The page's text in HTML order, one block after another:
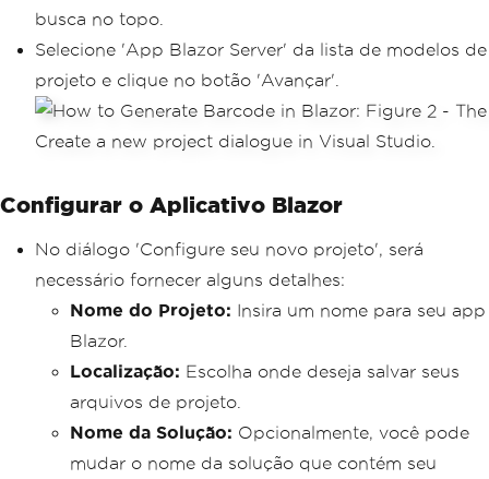
busca no topo.
Selecione 'App Blazor Server' da lista de modelos de
projeto e clique no botão 'Avançar'.
Configurar o Aplicativo Blazor
No diálogo 'Configure seu novo projeto', será
necessário fornecer alguns detalhes:
Nome do Projeto: Insira um nome para seu app
Blazor.
Localização: Escolha onde deseja salvar seus
arquivos de projeto.
Nome da Solução: Opcionalmente, você pode
mudar o nome da solução que contém seu